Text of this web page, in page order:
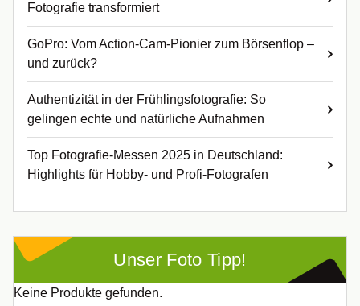
Fotografie transformiert
GoPro: Vom Action-Cam-Pionier zum Börsenflop –
und zurück?
Authentizität in der Frühlingsfotografie: So
gelingen echte und natürliche Aufnahmen
Top Fotografie-Messen 2025 in Deutschland:
Highlights für Hobby- und Profi-Fotografen
Unser Foto Tipp!
Keine Produkte gefunden.